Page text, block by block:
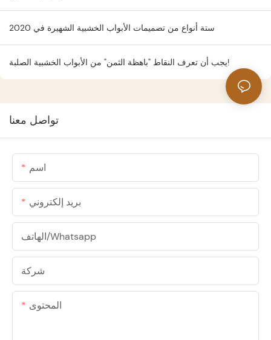
ستة أنواع من تصميمات الأبواب الخشبية الشهيرة في 2020
يجب أن تعرف النقاط "باهظة الثمن" من الأبواب الخشبية الصلبة!
تواصل معنا
اسم
بريد إلكتروني
الهاتف/whatsapp
شركة
المحتوى